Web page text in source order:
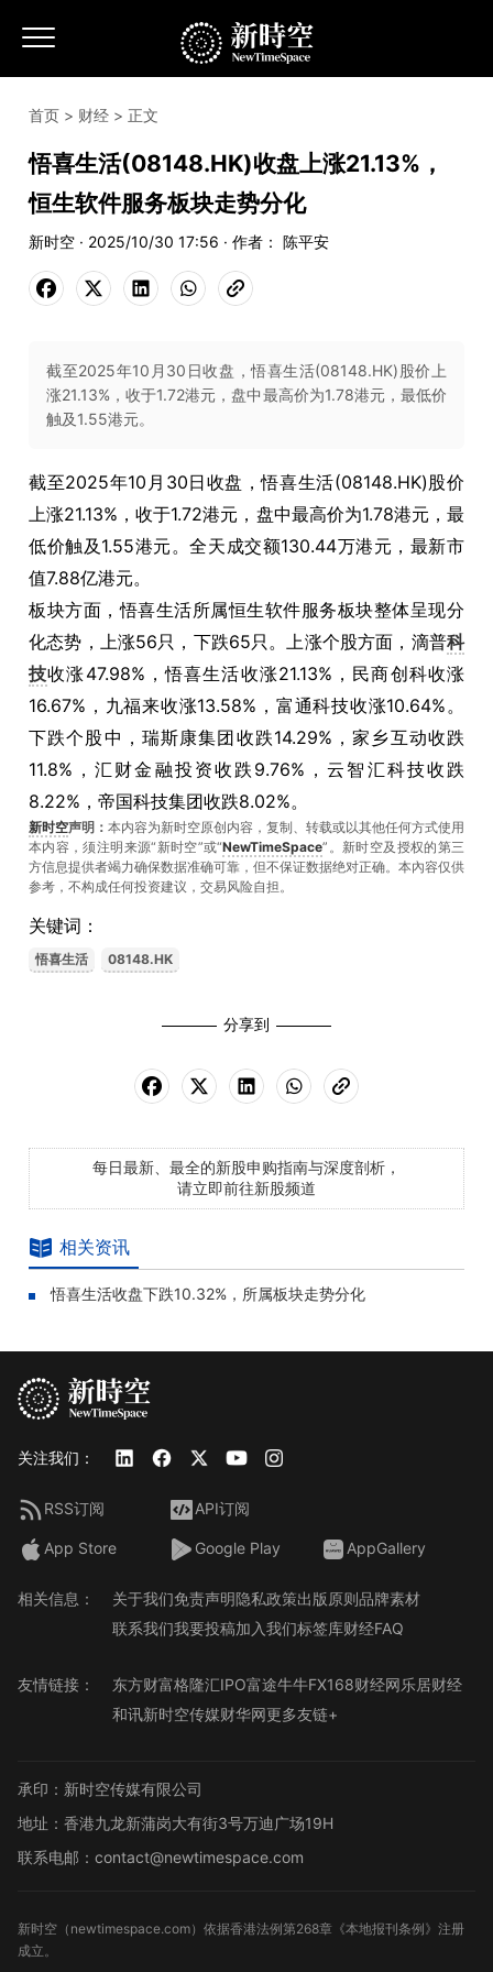
首页 > 财经 > 正文
悟喜生活(08148.HK)收盘上涨21.13%，
恒生软件服务板块走势分化
新时空 · 2025/10/30 17:56 · 作者： 陈平安
截至2025年10月30日收盘，悟喜生活(08148.HK)股价上
涨21.13%，收于1.72港元，盘中最高价为1.78港元，最低价
触及1.55港元。
截至2025年10月30日收盘，悟喜生活(08148.HK)股价
上涨21.13%，收于1.72港元，盘中最高价为1.78港元，最
低价触及1.55港元。全天成交额130.44万港元，最新市
值7.88亿港元。
板块方面，悟喜生活所属恒生软件服务板块整体呈现分
化态势，上涨56只，下跌65只。上涨个股方面，滴普科
技收涨47.98%，悟喜生活收涨21.13%，民商创科收涨
16.67%，九福来收涨13.58%，富通科技收涨10.64%。
下跌个股中，瑞斯康集团收跌14.29%，家乡互动收跌
11.8%，汇财金融投资收跌9.76%，云智汇科技收跌
8.22%，帝国科技集团收跌8.02%。
新时空声明： 本内容为新时空原创内容，复制、转载或以其他任何方式使用
本内容，须注明来源“新时空”或“NewTimeSpace”。新时空及授权的第三
方信息提供者竭力确保数据准确可靠，但不保证数据绝对正确。本內容仅供
参考，不构成任何投资建议，交易风险自担。
关键词：
悟喜生活 08148.HK
分享到
每日最新、最全的新股申购指南与深度剖析，
请立即前往新股频道
相关资讯
悟喜生活收盘下跌10.32%，所属板块走势分化
关注我们：
RSS订阅 API订阅
App Store Google Play AppGallery
相关信息： 关于我们免责声明隐私政策出版原则品牌素材
联系我们我要投稿加入我们标签库财经FAQ
友情链接： 东方财富格隆汇IPO富途牛牛FX168财经网乐居财经
和讯新时空传媒财华网更多友链+
承印：新时空传媒有限公司
地址：香港九龙新蒲岗大有街3号万迪广场19H
联系电邮：contact@newtimespace.com
新时空（ newtimespace.com）依据香港法例第268章《本地报刊条例》注册
成立。